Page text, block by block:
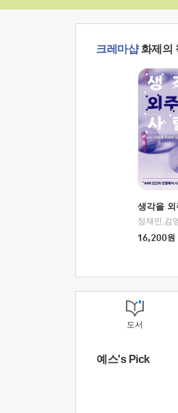
크레마샵화제의
생각을
정재민,김
16,200원
도서
예스's Pick